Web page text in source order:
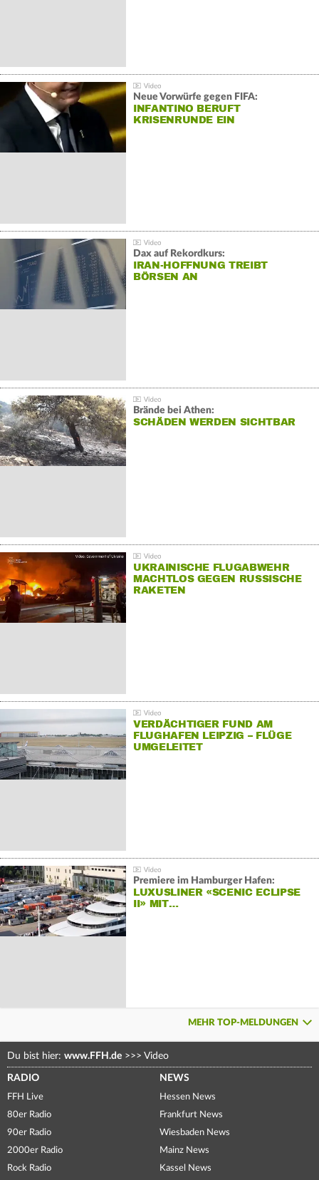
Neue Vorwürfe gegen FIFA:
INFANTINO BERUFT
KRISENRUNDE EIN
Dax auf Rekordkurs:
IRAN-HOFFNUNG TREIBT
BÖRSEN AN
Brände bei Athen:
SCHÄDEN WERDEN SICHTBAR
UKRAINISCHE FLUGABWEHR
MACHTLOS GEGEN RUSSISCHE
RAKETEN
VERDÄCHTIGER FUND AM
FLUGHAFEN LEIPZIG – FLÜGE
UMGELEITET
Premiere im Hamburger Hafen:
LUXUSLINER «SCENIC ECLIPSE
II» MIT…
MEHR TOP-MELDUNGEN
Du bist hier: www.FFH.de >>> Video
RADIO
FFH Live
80er Radio
90er Radio
2000er Radio
Rock Radio
NEWS
Hessen News
Frankfurt News
Wiesbaden News
Mainz News
Kassel News